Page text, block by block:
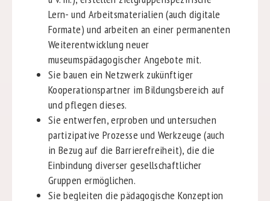
Lern- und Arbeitsmaterialien (auch digitale
Formate) und arbeiten an einer permanenten
Weiterentwicklung neuer
museumspädagogischer Angebote mit.
Sie bauen ein Netzwerk zukünftiger
Kooperationspartner im Bildungsbereich auf
und pflegen dieses.
Sie entwerfen, erproben und untersuchen
partizipative Prozesse und Werkzeuge (auch
in Bezug auf die Barrierefreiheit), die die
Einbindung diverser gesellschaftlicher
Gruppen ermöglichen.
Sie begleiten die pädagogische Konzeption